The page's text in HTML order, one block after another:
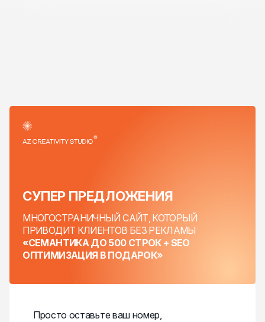
СУПЕР ПРЕДЛОЖЕНИЯ
МНОГОСТРАНИЧНЫЙ САЙТ,КОТОРЫЙ
ПРИВОДИТ КЛИЕНТОВ БЕЗ РЕКЛАМЫ
«СЕМАНТИКА ДО 500 СТРОК + SEO
ОПТИМИЗАЦИЯ В ПОДАРОК»
Просто оставьте ваш номер,